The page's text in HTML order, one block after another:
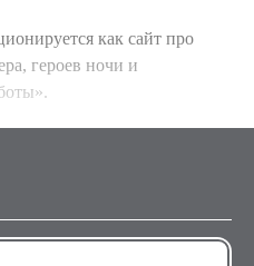
как сайт про
героев ночи и